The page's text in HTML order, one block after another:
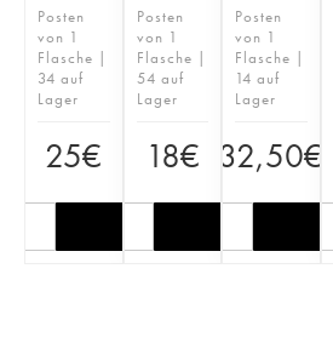
Posten
von 1
Flasche |
34 auf
Lager
25€
Posten
von 1
Flasche |
54 auf
Lager
18€
Posten
von 1
Flasche |
14 auf
Lager
32,50€